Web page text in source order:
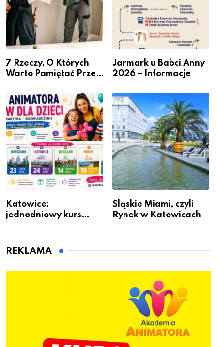
7 Rzeczy, O Których
Warto Pamiętać Przed
Jarmark u Babci Anny
2026 – Informacje
Katowice:
jednodniowy kurs
dzieci
Śląskie Miami, czyli
Rynek w Katowicach
REKLAMA